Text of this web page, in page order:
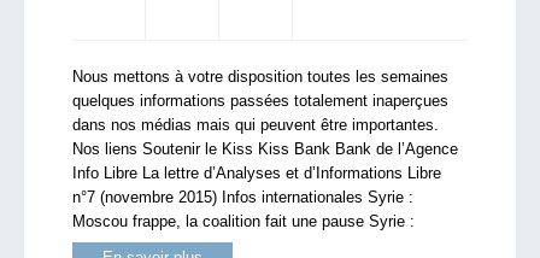
Nous mettons à votre disposition toutes les semaines
quelques informations passées totalement inaperçues
dans nos médias mais qui peuvent être importantes.
Nos liens Soutenir le Kiss Kiss Bank Bank de l’Agence
Info Libre La lettre d’Analyses et d’Informations Libre
n°7 (novembre 2015) Infos internationales Syrie :
Moscou frappe, la coalition fait une pause Syrie :